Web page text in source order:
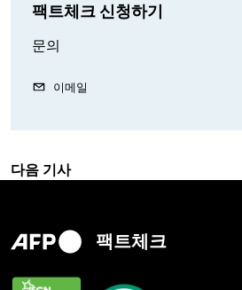
팩트체크 신청하기
문의
이메일
다음 기사
팩트체크